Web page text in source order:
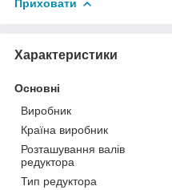
Приховати
Характеристики
Основні
Виробник
Країна виробник
Розташування валів
редуктора
Тип редуктора